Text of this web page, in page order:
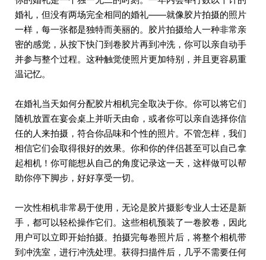
婚礼，但没有两场完全相同的婚礼——就像胶片拍摄的照片
一样，每一张都是独特而美丽的。胶片拍摄给人一种非常亲
密的感觉，从按下快门到卷胶片再到冲洗，你可以亲自动手
并参与整个过程。这种触觉使照片更加特别，并且更容易重
温记忆。
在婚礼当天如何分配胶片相机完全取决于你。你可以将它们
随机放置在宴会桌上并听天由命，或者你可以亲自选择你信
任的人来拍摄，符合你品味和个性的照片。不管怎样，我们
相信它们会取得很好的效果。你和你的伴侣甚至可以自己拿
起相机！你可能想从自己的角度记录这一天，这样做可以帮
助你停下脚步，好好享受一切。
一次性相机非常易于使用，无论是胶片摄影专业人士还是新
手，都可以轻松操作它们。这些相机预装了一卷胶卷，因此
用户可以立即开始拍摄。拍摄完每卷照片后，将整个相机带
到冲洗室，进行冲洗处理。获得扫描件后，几乎不需要任何